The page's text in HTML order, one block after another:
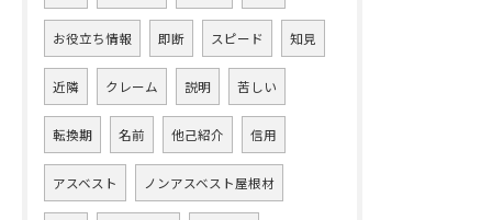
お役立ち情報 即断 スピード 知見
近隣 クレーム 説明 苦しい
転換期 名前 他己紹介 信用
アスベスト ノンアスベスト屋根材